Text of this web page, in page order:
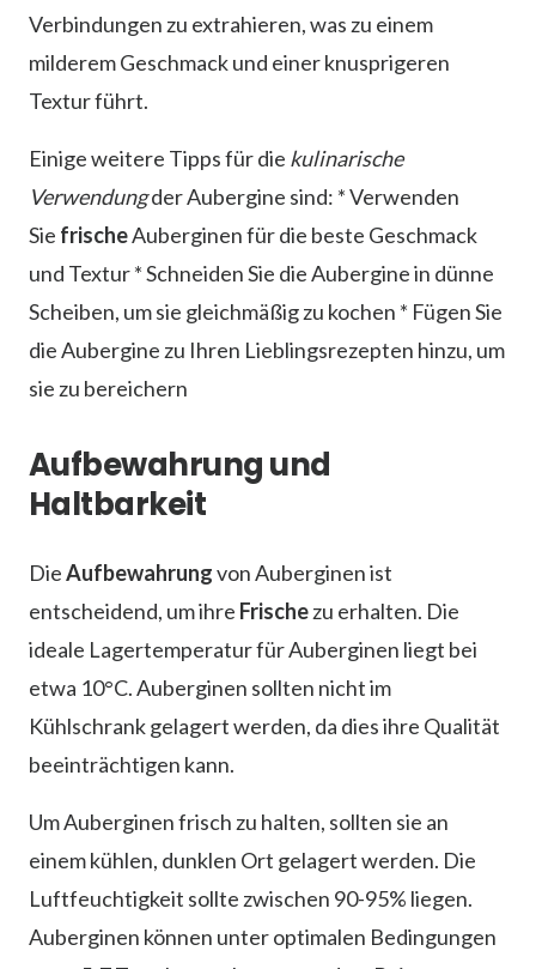
Verbindungen zu extrahieren, was zu einem
milderem Geschmack und einer knusprigeren
Textur führt.
Einige weitere Tipps für die kulinarische
Verwendungder Aubergine sind: * Verwenden
Sie frischeAuberginen für die beste Geschmack
und Textur * Schneiden Sie die Aubergine in dünne
Scheiben, um sie gleichmäßig zu kochen * Fügen Sie
die Aubergine zu Ihren Lieblingsrezepten hinzu, um
sie zu bereichern
Aufbewahrung und
Haltbarkeit
DieAufbewahrungvon Auberginen ist
entscheidend, um ihre Frischezu erhalten. Die
ideale Lagertemperatur für Auberginen liegt bei
etwa 10°C. Auberginen sollten nicht im
Kühlschrank gelagert werden, da dies ihre Qualität
beeinträchtigen kann.
Um Auberginen frisch zu halten, sollten sie an
einem kühlen, dunklen Ort gelagert werden. Die
Luftfeuchtigkeit sollte zwischen 90-95% liegen.
Auberginen können unter optimalen Bedingungen